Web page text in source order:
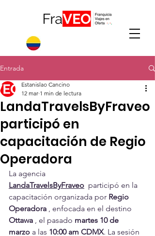
Entrada
LandaTravelsByFraveo
participó en
capacitación de Regio
Operadora
Estanislao Cancino
12 mar 1 min de lectura
La agencia
LandaTravelsByFraveo participó en la
capacitación organizada por Regio
Operadora , enfocada en el destino
Ottawa , el pasado martes 10 de
marzo a las 10:00 am CDMX. La sesión